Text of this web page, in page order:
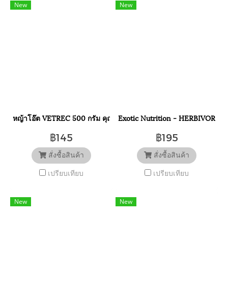
New
หญ้าโอ๊ต VETREC 500 กรัม คุณภาพที่ดีที่สุด สำหรับกระต่ายและสัต
฿145
สั่งซื้อสินค้า
เปรียบเทียบ
New
Exotic Nutrition - HERBIVORE
฿195
สั่งซื้อสินค้า
เปรียบเทียบ
New New